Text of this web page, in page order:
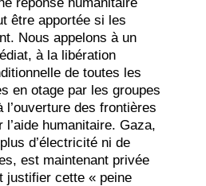
être apportée si les
Nous appelons à un
à la libération
de toutes les
en otage par les groupes
des frontières
humanitaire. Gaza,
d’électricité ni de
est maintenant privée
justifier cette « peine